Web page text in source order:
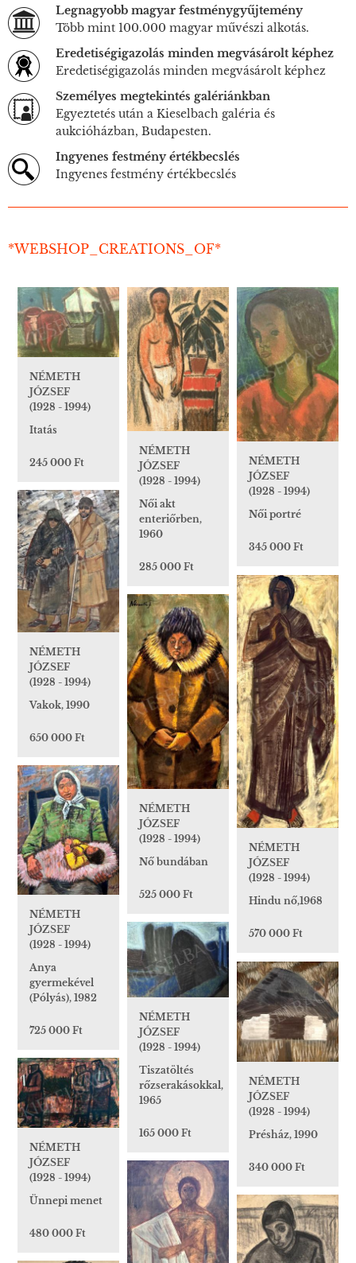
Legnagyobb magyar festménygyűjtemény
Több mint 100.000 magyar művészi alkotás.
Eredetiségigazolás minden megvásárolt képhez
Eredetiségigazolás minden megvásárolt képhez
Személyes megtekintés galériánkban
Egyeztetés után a Kieselbach galéria és
aukcióházban, Budapesten.
Ingyenes festmény értékbecslés
Ingyenes festmény értékbecslés
*WEBSHOP_CREATIONS_OF*
NÉMETH
JÓZSEF
(1928 - 1994)
Itatás
245 000 Ft
NÉMETH
JÓZSEF
(1928 - 1994)
Női akt
enteriőrben,
1960
285 000 Ft
NÉMETH
JÓZSEF
(1928 - 1994)
Női portré
345 000 Ft
NÉMETH
JÓZSEF
(1928 - 1994)
Vakok, 1990
650 000 Ft
NÉMETH
JÓZSEF
(1928 - 1994)
Hindu nő,1968
570 000 Ft
NÉMETH
JÓZSEF
(1928 - 1994)
Nő bundában
525 000 Ft
NÉMETH
JÓZSEF
(1928 - 1994)
Anya
gyermekével
(Pólyás), 1982
725 000 Ft
NÉMETH
JÓZSEF
(1928 - 1994)
Tiszatöltés
rőzserakásokkal,
1965
165 000 Ft
NÉMETH
JÓZSEF
(1928 - 1994)
Présház, 1990
340 000 Ft
NÉMETH
JÓZSEF
(1928 - 1994)
Ünnepi menet
480 000 Ft